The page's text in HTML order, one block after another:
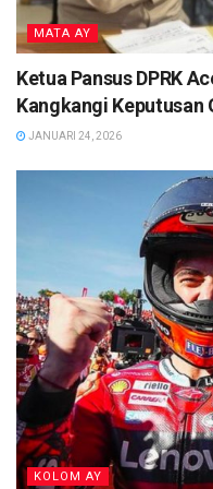
MATA AY
Ketua Pansus DPRK
Kangkangi Keputusan
JANUARI 24, 2026
KOLOM AY